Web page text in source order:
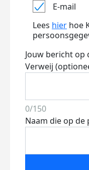
E-mail
Lees hier hoe
Jouw bericht op
Verweij
0/150
Naam die op